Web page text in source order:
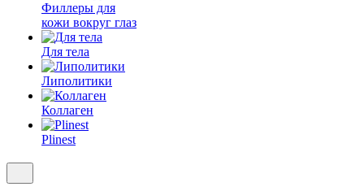
Филлеры для
кожи вокруг глаз
Для тела
Липолитики
Коллаген
Plinest